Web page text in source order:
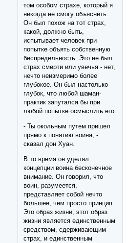
том особом страхе, который я
никогда не смогу объяснить.
Он был похож на тот страх,
какой, должно быть,
испытывает человек при
попытке объять собственную
беспредельность. Это не был
страх смерти или увечья - нет,
нечто неизмеримо более
глубокое. Он был настолько
глубок, что любой шаман-
практик запутался бы при
любой попытке осмыслить его.
- Ты окольным путем пришел
прямо к понятию воина, -
сказал дон Хуан.
В то время он уделял
концепции воина бесконечное
внимание. Он говорил, что
воин, разумеется,
представляет собой нечто
большее, чем просто принцип.
Это образ жизни; этот образ
жизни является единственным
средством, сдерживающим
страх, и единственным